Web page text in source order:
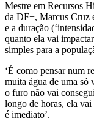
Mestre em Recursos
da DF+, Marcus Cruz
e a duração
quanto ela vai
simples para a
‘É como pensar num
muita água de uma só
o furo não vai
longo de horas, ela
é imediato’.